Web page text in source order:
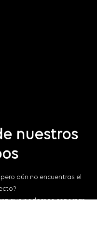
nuestros
aún no encuentras el
que podamos conectar